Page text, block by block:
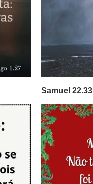
Samuel 22.33